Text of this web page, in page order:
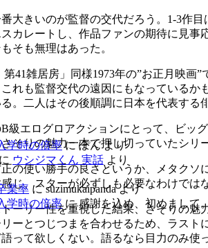
学時の倍率にぽんより
に ウシジマくん 実話 より
業率 にsuzimukaipandaより
学時の倍率に感謝を込め、初めまして
大きいのが監督の交代だろう。1-3作
カレートし、作品ファンの期待に見
そも無理はあった。
41雑居房」同様1973年の”お正月映
れも監督交代の遠因にもなっている
。二人はその後順調に日本を代表する
級エログロアクションにとって、ビ
そりの魅力一本で押し切っていたシリ
の使い勝手の良さというか、メタク
じ、スターが必ずしも必要なわけでは
ーリー性を重視した結果、さそりの
ーとつじつまを合わせるため、ラス
って欲しくない。語るなら目力のみ使